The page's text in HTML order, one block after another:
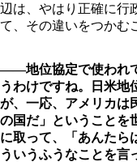
辺は、やはり正確に行
て、その違いをつかむ
――地位協定で使われ
うわけですね。日米地
が、一応、アメリカは
の国だ」ということを
に取って、「あんたら
ういうふうなことを言